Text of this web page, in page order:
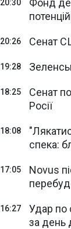
20:30
Фонд
20:26 Сенат
19:28
18:25
Сенат
Росії
18:08
спека:
17:05
Novus
16:27
Удар по
за день